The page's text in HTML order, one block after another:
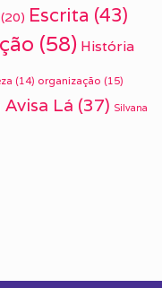
(20) Escrita (43)
(58) História
(14) organização (15)
Avisa Lá (37) Silvana